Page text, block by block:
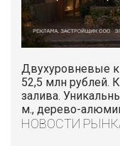
Двухуровневые
52,5 млн рублей.
залива.
м., дерево-
НОВОСТИ